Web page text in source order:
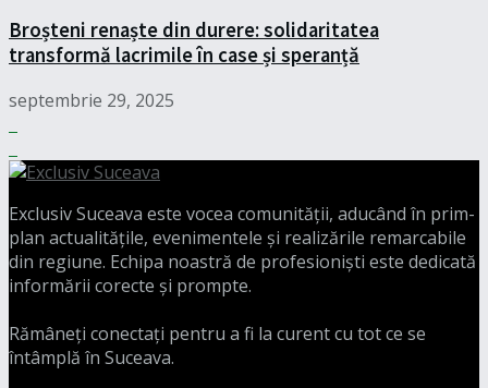
Broșteni renaște din durere: solidaritatea
transformă lacrimile în case și speranță
septembrie 29, 2025
Exclusiv Suceava este vocea comunității, aducând în prim-
plan actualitățile, evenimentele și realizările remarcabile
din regiune. Echipa noastră de profesioniști este dedicată
informării corecte și prompte.
Rămâneți conectați pentru a fi la curent cu tot ce se
întâmplă în Suceava.